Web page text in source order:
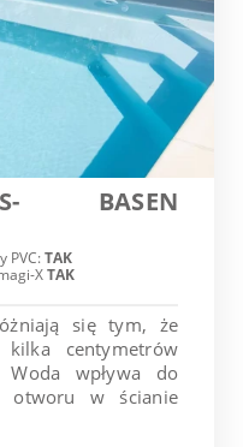
BASEN
PVC:TAK
XTAK
się tym, że
centymetrów
wpływa do
otworu w ścianie